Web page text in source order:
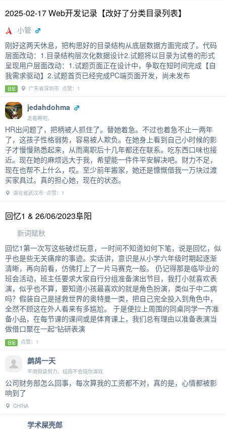
2025-02-17 Web开发记录【改好了分类目录列表】
小管
刚好这两天休息，把构思好的目录结构从底层数据方面完成了。代码
层面改动：1.目录结构层次化数据设计2.试题将以目录为试卷的形式
呈现用户层面改动：1.试题页面正在设计中，争取在短时间完成【自
我需求驱动】2.试题首页已经完成PC端页面开发，尚未发布
日记 广东省深圳市 点赞：1
jedahdohma
走着瞧吧。
HR出问题了，把柄被人抓住了。替她着急。不过也着急不止一两年
了，这孩子性格弱势，容易被人欺负。在她身上看到自己小时候的影
子才慢慢熟悉起来，从而离职后十几年都还在联系。吃东西口味也接
近。现在她的麻烦远大于我，希望能一件件平安解决吧。财力不足，
现在也帮不上什么，哎。至少前年搬家，她还是慷慨借我一万块过渡
买家具过。真的担心她，现在的状态。
湖北省武汉市 点赞：1
回忆1 & 26/06/2023阜阳
新词赋秋
回忆1第一次写这些破烂玩意，一时间不知道如何下笔，说是回忆，似
乎也是些无关痛痒的事迹。实话讲，意识是从小学六年级时期起逐渐
清晰，再向前看，仿佛打上了一片马赛克一般。 仍记得那是临毕业的
班会活动，班主任要求大家自行分组准备演出节目，我打小就喜欢表
演，似乎也不算，要知道小孩最喜欢的就是角色扮演，类似于中二病
吗？假装自己是拯救世界的奥特曼一类，把自己完全投入到角色中，
全然不顾这在外人看来有多尴尬。 于是便拉上周围的同桌同学一齐准
备小品，在每节课的课间或是体育课上，我们总有理由以准备表演当
做借口聚在一起“钻研表演
日记 点赞：1
鹧鸪一天
不用假装努力，结局不会陪你演戏
公司财务部怎么回事，每次算我的工资都不对，真的是，心情都被影
响到了
CHINA
学术屎壳郎